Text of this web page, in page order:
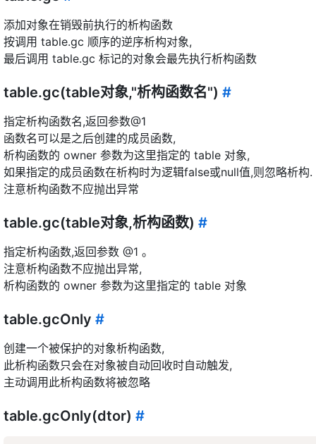
添加对象在销毁前执行的析构函数
按调用 table.gc 顺序的逆序析构对象,
最后调用 table.gc 标记的对象会最先执行析构函数
table.gc(table对象,"析构函数名") #
指定析构函数名,返回参数@1
函数名可以是之后创建的成员函数,
析构函数的 owner 参数为这里指定的 table 对象,
如果指定的成员函数在析构时为逻辑false或null值,则忽略析构.
注意析构函数不应抛出异常
table.gc(table对象,析构函数) #
指定析构函数,返回参数 @1 。
注意析构函数不应抛出异常,
析构函数的 owner 参数为这里指定的 table 对象
table.gcOnly #
创建一个被保护的对象析构函数,
此析构函数只会在对象被自动回收时自动触发,
主动调用此析构函数将被忽略
table.gcOnly(dtor) #